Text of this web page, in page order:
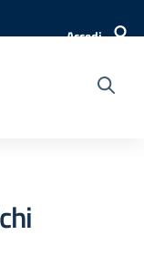
Accedi